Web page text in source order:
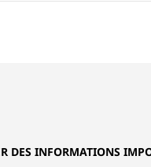
DES INFORMATIONS